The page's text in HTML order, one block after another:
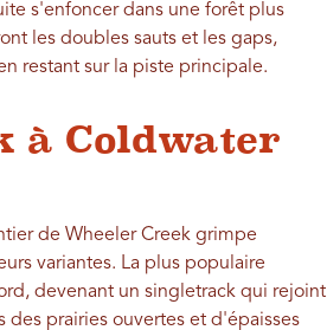
s'enfoncer dans une forêt plus
les doubles sauts et les gaps,
restant sur la piste principale.
à Coldwater
de Wheeler Creek grimpe
variantes. La plus populaire
devenant un singletrack qui rejoint
des prairies ouvertes et d'épaisses